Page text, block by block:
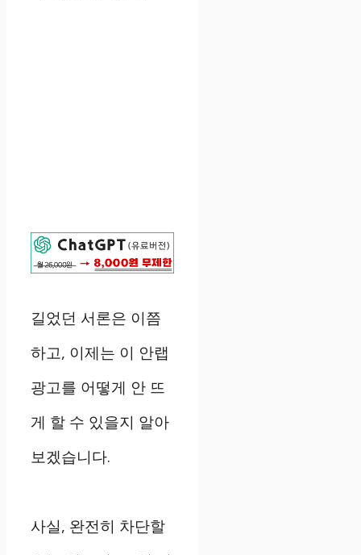
길었던 서론은 이쯤
하고, 이제는 이 안랩
광고를 어떻게 안 뜨
게 할 수 있을지 알아
보겠습니다.
사실, 완전히 차단할